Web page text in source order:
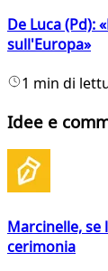
De Luca (Pd):
sull'Europa»
1 min di
Idee e
Marcinelle, se
cerimonia